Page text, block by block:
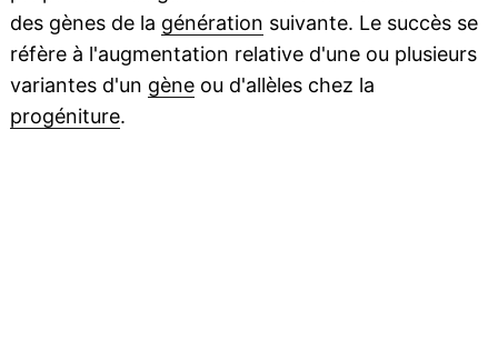
des gènes de la génération suivante. Le succès se
réfère à l'augmentation relative d'une ou plusieurs
variantes d'un gèneou d'allèles chez la
progéniture.